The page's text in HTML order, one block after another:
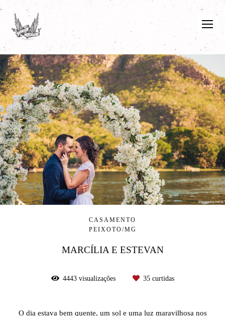
CASAMENTO
PEIXOTO/MG
MARCÍLIA E ESTEVAN
4443visualizações 35curtidas
O dia estava bem quente, um sol e uma luz maravilhosa nos